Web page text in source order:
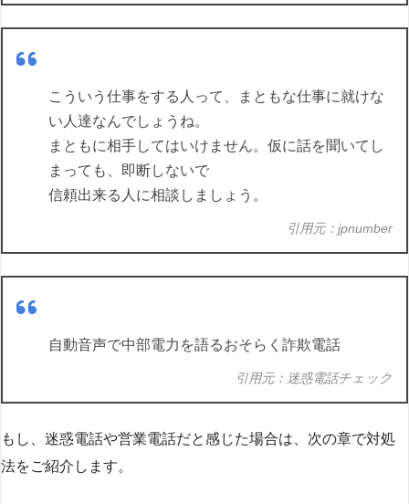
こういう仕事をする人って、まともな仕事に就けな
い人達なんでしょうね。
まともに相手してはいけません。仮に話を聞いてし
まっても、即断しないで
信頼出来る人に相談しましょう。
引用元：jpnumber
自動音声で中部電力を語るおそらく詐欺電話
引用元：迷惑電話チェック
もし、迷惑電話や営業電話だと感じた場合は、次の章で対処
法をご紹介します。